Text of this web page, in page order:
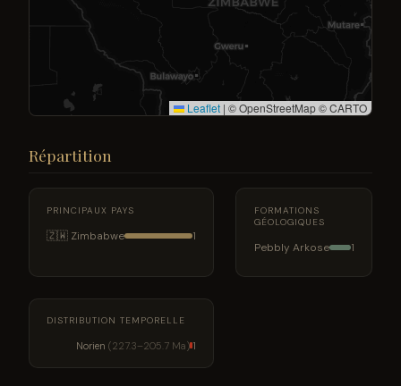
Leaflet | © OpenStreetMap © CARTO
Répartition
PRINCIPAUX PAYS
🇿🇼 Zimbabwe 1
FORMATIONS
GÉOLOGIQUES
Pebbly Arkose 1
DISTRIBUTION TEMPORELLE
Norien (227.3–205.7 Ma) 1